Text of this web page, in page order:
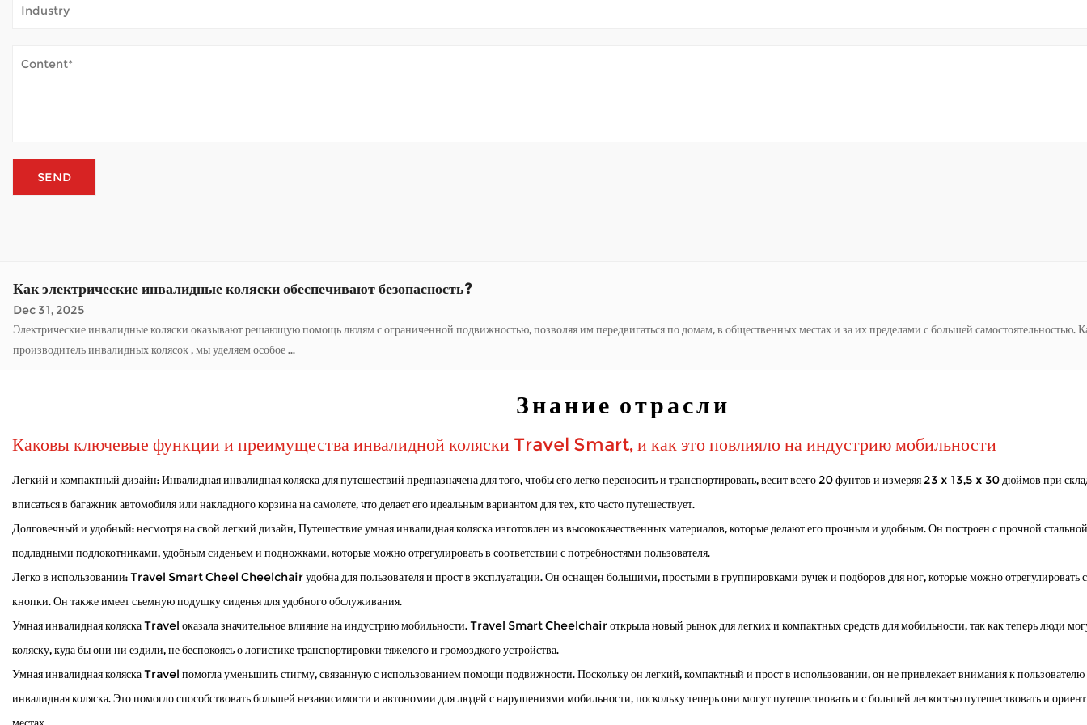
постоянной усталости. Когда самокат регулярно используется на откр...
Dec 31, 2025
Электрические инвалидные коляски изменили то, как много людей передвигаются в течение дня. Как Оптовый производитель инвалидных колясок Компании, специализирующиеся на мобильных решениях, предлагают способы выполнять поручения,
навещать друзей или просто наслаждаться временем на све...
Как электрические инвалидные коляски обеспечивают безопасность?
Dec 31, 2025
Электрические инвалидные коляски оказывают решающую помощь людям с ограниченной подвижностью, позволяя им передвигаться по домам, в общественных местах и ​​за их пределами с большей самостоятельностью. Как
производитель инвалидных колясок , мы уделяем особое ...
Как мобильный самокат справляется с погодными условиями на открытом воздухе?
Jan 02, 2026
постоянной усталости. Когда самокат регулярно используется на откр...
Как электрические инвалидные коляски обеспечивают безопасность?
Dec 31, 2025
Электрические инвалидные коляски оказывают решающую помощь людям с ограниченной подвижностью, позволяя им передвигаться по домам, в общественных местах и ​​за их пределами с большей самостоятельностью. Как
производитель инвалидных колясок , мы уделяем особое ...
Знание отрасли
Каковы ключевые функции и преимущества инвалидной коляски Travel Smart, и как это повлияло на индустрию мобильности
Легкий и компактный дизайн: Инвалидная инвалидная коляска для путешествий предназначена для того, чтобы его легко переносить и транспортировать, весит всего 20 фунтов и измеряя 23 x 13,5 x 30 дюймов при
вписаться в багажник автомобиля или накладного корзина на самолете, что делает его идеальным вариантом для тех, кто часто путешествует.
Долговечный и удобный: несмотря на свой легкий дизайн,Путешествие умная инвалидная коляскаизготовлен из высококачественных материалов, которые делают его прочным и удобным. Он построен с прочной
подладными подлокотниками, удобным сиденьем и подножками, которые можно отрегулировать в соответствии с потребностями пользователя.
Легко в использовании: Travel Smart Cheel Cheelchair удобна для пользователя и прост в эксплуатации. Он оснащен большими, простыми в группировками ручек и подборов для ног, которые можно отрегулировать
кнопки. Он также имеет съемную подушку сиденья для удобного обслуживания.
Умная инвалидная коляска Travel оказала значительное влияние на индустрию мобильности. Travel Smart Cheelchair открыла новый рынок для легких и компактных средств для мобильности, так как теперь люди
коляску, куда бы они ни ездили, не беспокоясь о логистике транспортировки тяжелого и громоздкого устройства.
Умная инвалидная коляска Travel помогла уменьшить стигму, связанную с использованием помощи подвижности. Поскольку он легкий, компактный и прост в использовании, он не привлекает внимания к пользователю
инвалидная коляска. Это помогло способствовать большей независимости и автономии для людей с нарушениями мобильности, поскольку теперь они могут путешествовать и с большей легкостью путешествовать и